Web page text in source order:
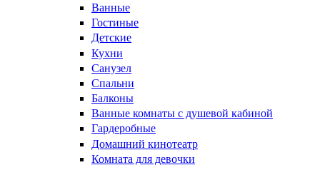
Ванные
Гостиные
Детские
Кухни
Санузел
Спальни
Балконы
Ванные комнаты с душевой кабиной
Гардеробные
Домашний кинотеатр
Комната для девочки